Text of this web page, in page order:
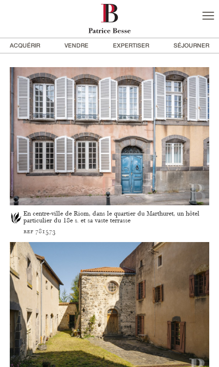
ACQUÉRIR VENDRE EXPERTISER SÉJOURNER
En centre-ville de Riom, dans le quartier du Marthuret, un hôtel
particulier du 18e s. et sa vaste terrasse
ref 781573